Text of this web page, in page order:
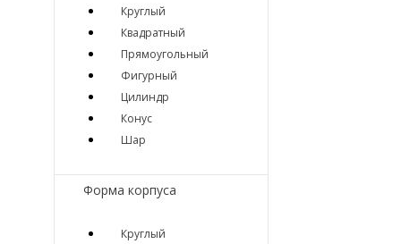
Круглый
Квадратный
Прямоугольный
Фигурный
Цилиндр
Конус
Шар
Форма корпуса
Круглый